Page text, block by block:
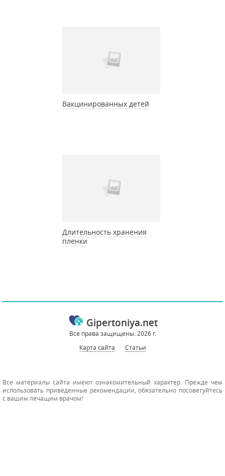
Вакцинированных детей
Длительность хранения
пленки
Gipertoniya.net
Все права защищены. 2026 г.
Карта сайта
Статьи
Все материалы сайта имеют ознакомительный характер. Прежде чем
использовать приведенные рекомендации, обязательно посоветуйтесь
с вашим лечащим врачом!